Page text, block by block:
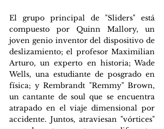
El grupo principal de "Sliders" está
compuesto por Quinn Mallory, un
joven genio inventor del dispositivo de
deslizamiento; el profesor Maximilian
Arturo, un experto en historia; Wade
Wells, una estudiante de posgrado en
física; y Rembrandt "Remmy" Brown,
un cantante de soul que se encuentra
atrapado en el viaje dimensional por
accidente. Juntos, atraviesan "vórtices"